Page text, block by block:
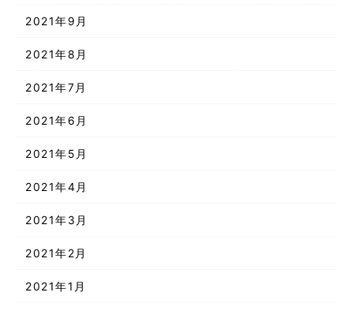
2021年9月
2021年8月
2021年7月
2021年6月
2021年5月
2021年4月
2021年3月
2021年2月
2021年1月